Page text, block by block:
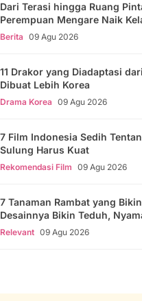
Dari Terasi hingga Ruang
Perempuan Mengare Naik
Berita 09 Agu 2026
11 Drakor yang Diadaptasi
Dibuat Lebih Korea
Drama Korea 09 Agu 2026
7 Film Indonesia Sedih
Sulung Harus Kuat
Rekomendasi Film 09 Agu 2026
7 Tanaman Rambat yang
Desainnya Bikin Teduh,
Relevant 09 Agu 2026